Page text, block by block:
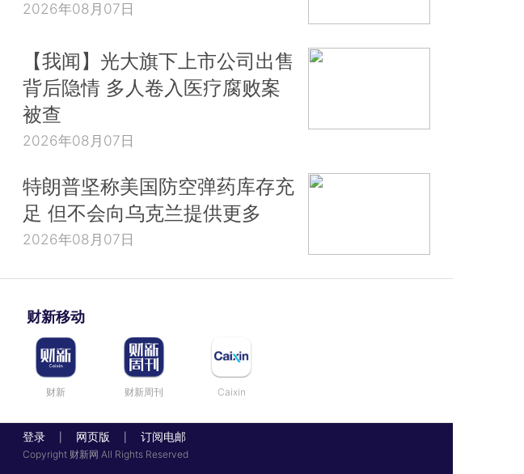
2026年08月07日
【我闻】光大旗下上市公司出售
背后隐情 多人卷入医疗腐败案
被查
2026年08月07日
特朗普坚称美国防空弹药库存充
足 但不会向乌克兰提供更多
2026年08月07日
财新移动
财新 财新周刊 Caixin
登录 网页版 订阅电邮
Copyright 财新网 All Rights Reserved